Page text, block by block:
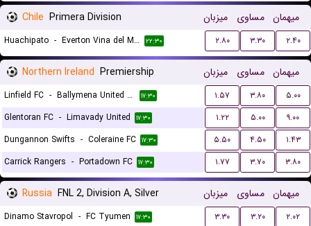
Chile Primera Division میزبان مساوی میهمان
Huachipato - Everton Vina del Mar ۲۲:۳۰ ۲.۸۰ ۳.۳۰ ۲.۴۰
Northern Ireland Premiership میزبان مساوی میهمان
Linfield FC - Ballymena United FC ۱۷:۳۰ ۱.۵۷ ۳.۸۰
۵.۰۰
Glentoran FC - Limavady United ۱۷:۳۰ ۱.۲۲ ۵.۰۰
۹.۰۰
Dungannon Swifts - Coleraine FC ۱۷:۳۰ ۵.۵۰ ۴.۵۰
۱.۴۳
Carrick Rangers - Portadown FC ۱۷:۳۰ ۱.۷۷ ۳.۷۰ ۳.۸۰
Russia FNL 2, Division A, Silver میزبان مساوی میهمان
Dinamo Stavropol - FC Tyumen ۱۷:۳۰ ۳.۳۰ ۳.۲۰ ۲.۰۲